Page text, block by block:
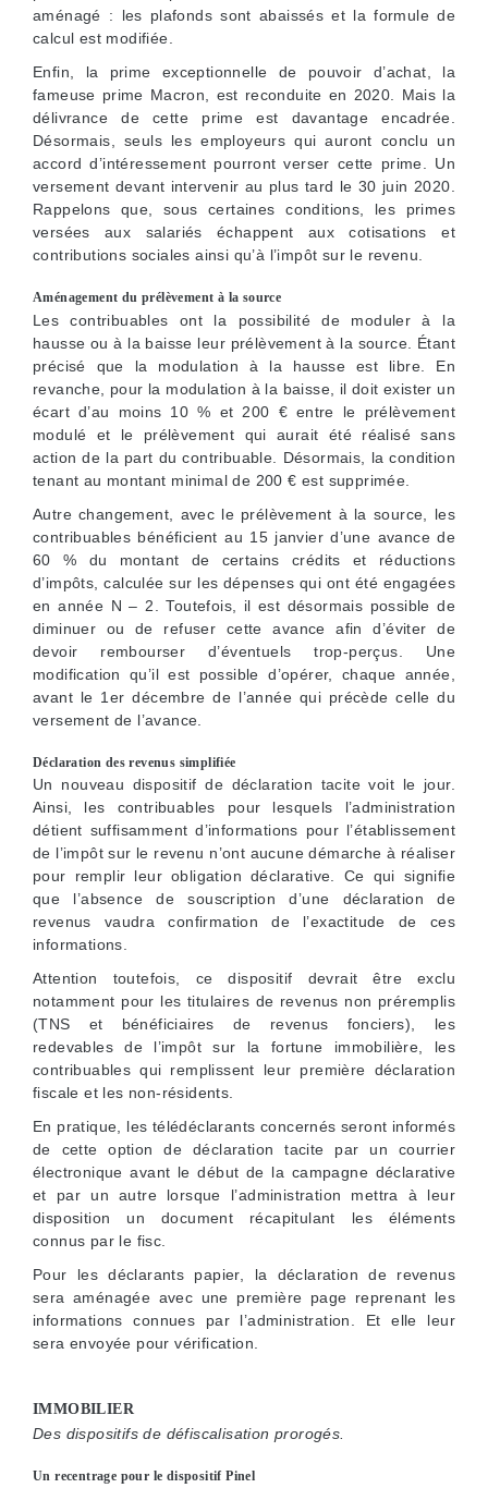
aménagé : les plafonds sont abaissés et la formule de
calcul est modifiée.
Enfin, la prime exceptionnelle de pouvoir d’achat, la
fameuse prime Macron, est reconduite en 2020. Mais la
délivrance de cette prime est davantage encadrée.
Désormais, seuls les employeurs qui auront conclu un
accord d’intéressement pourront verser cette prime. Un
versement devant intervenir au plus tard le 30 juin 2020.
Rappelons que, sous certaines conditions, les primes
versées aux salariés échappent aux cotisations et
contributions sociales ainsi qu’à l’impôt sur le revenu.
Aménagement du prélèvement à la source
Les contribuables ont la possibilité de moduler à la
hausse ou à la baisse leur prélèvement à la source. Étant
précisé que la modulation à la hausse est libre. En
revanche, pour la modulation à la baisse, il doit exister un
écart d’au moins 10 % et 200 € entre le prélèvement
modulé et le prélèvement qui aurait été réalisé sans
action de la part du contribuable. Désormais, la condition
tenant au montant minimal de 200 € est supprimée.
Autre changement, avec le prélèvement à la source, les
contribuables bénéficient au 15 janvier d’une avance de
60 % du montant de certains crédits et réductions
d’impôts, calculée sur les dépenses qui ont été engagées
en année N – 2. Toutefois, il est désormais possible de
diminuer ou de refuser cette avance afin d’éviter de
devoir rembourser d’éventuels trop-perçus. Une
modification qu’il est possible d’opérer, chaque année,
avant le 1er décembre de l’année qui précède celle du
versement de l’avance.
Déclaration des revenus simplifiée
Un nouveau dispositif de déclaration tacite voit le jour.
Ainsi, les contribuables pour lesquels l’administration
détient suffisamment d’informations pour l’établissement
de l’impôt sur le revenu n’ont aucune démarche à réaliser
pour remplir leur obligation déclarative. Ce qui signifie
que l’absence de souscription d’une déclaration de
revenus vaudra confirmation de l’exactitude de ces
informations.
Attention toutefois, ce dispositif devrait être exclu
notamment pour les titulaires de revenus non préremplis
(TNS et bénéficiaires de revenus fonciers), les
redevables de l’impôt sur la fortune immobilière, les
contribuables qui remplissent leur première déclaration
fiscale et les non-résidents.
En pratique, les télédéclarants concernés seront informés
de cette option de déclaration tacite par un courrier
électronique avant le début de la campagne déclarative
et par un autre lorsque l’administration mettra à leur
disposition un document récapitulant les éléments
connus par le fisc.
Pour les déclarants papier, la déclaration de revenus
sera aménagée avec une première page reprenant les
informations connues par l’administration. Et elle leur
sera envoyée pour vérification.
IMMOBILIER
Des dispositifs de défiscalisation prorogés.
Un recentrage pour le dispositif Pinel